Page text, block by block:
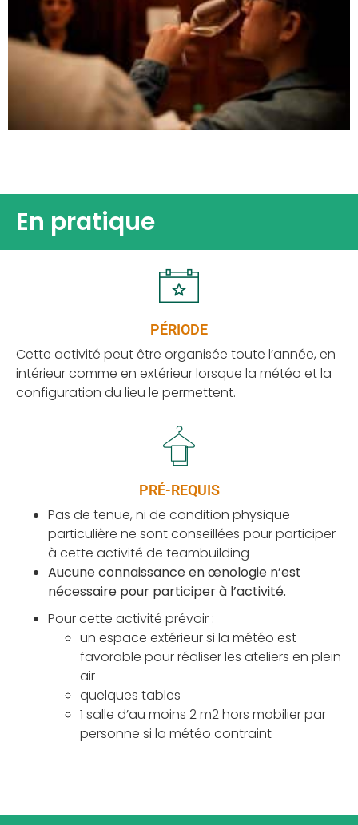
En pratique
PÉRIODE
Cette activité peut être organisée toute l’année, en
intérieur comme en extérieur lorsque la météo et la
configuration du lieu le permettent.
PRÉ-REQUIS
Pas de tenue, ni de condition physique
particulière ne sont conseillées pour participer
à cette activité de teambuilding
Aucune connaissance en œnologie n’est
nécessaire pour participer à l’activité.
Pour cette activité prévoir :
un espace extérieur si la météo est
favorable pour réaliser les ateliers en plein
air
quelques tables
1 salle d’au moins 2 m2 hors mobilier par
personne si la météo contraint